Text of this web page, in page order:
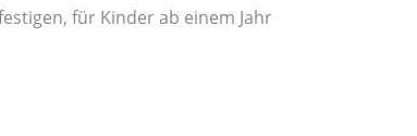
für Kinder ab einem Jahr